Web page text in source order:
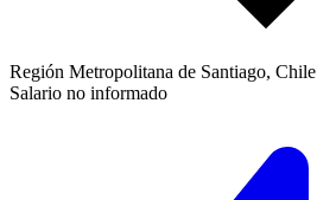
Región Metropolitana de Santiago, Chile
Salario no informado